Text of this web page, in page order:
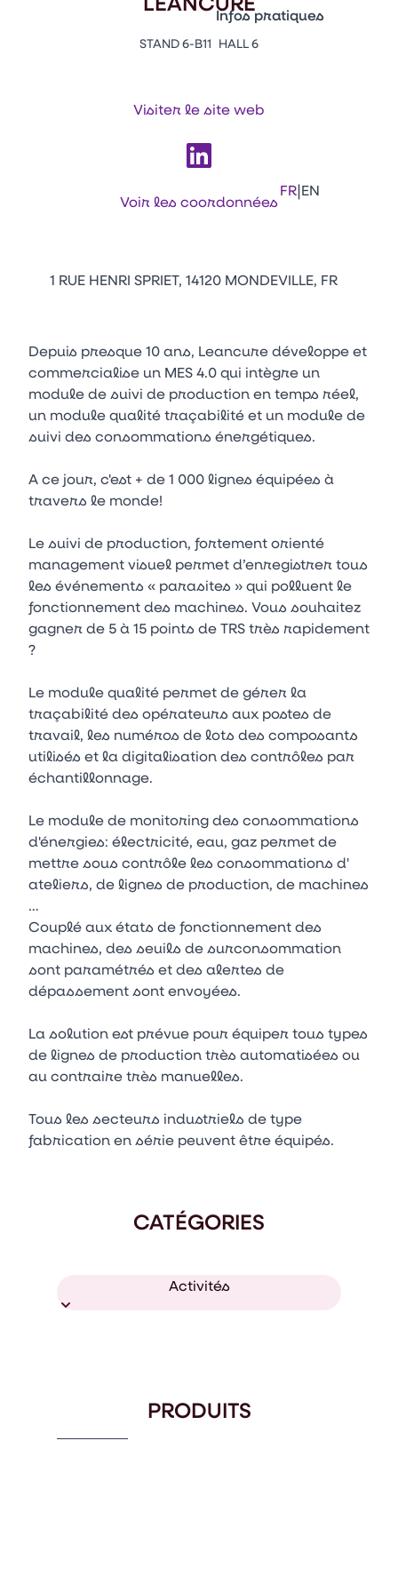
Vitrine Innovations
Emballages
Infos pratiques
Contacts
Appuyez sur Entrée pour
FR|EN
STAND 6-B11 HALL 6
Visiter le site web
Voir les coordonnées
1 RUE HENRI SPRIET, 14120 MONDEVILLE, FR
Depuis presque 10 ans, Leancure développe et
commercialise un MES 4.0 qui intègre un
module de suivi de production en temps réel,
un module qualité traçabilité et un module de
suivi des consommations énergétiques.
A ce jour, c'est + de 1 000 lignes équipées à
travers le monde!
Le suivi de production, fortement orienté
management visuel permet d’enregistrer tous
les événements « parasites » qui polluent le
fonctionnement des machines. Vous souhaitez
gagner de 5 à 15 points de TRS très rapidement
?
Le module qualité permet de gérer la
traçabilité des opérateurs aux postes de
travail, les numéros de lots des composants
utilisés et la digitalisation des contrôles par
échantillonnage.
Le module de monitoring des consommations
d'énergies: électricité, eau, gaz permet de
mettre sous contrôle les consommations d'
ateliers, de lignes de production, de machines
…
Couplé aux états de fonctionnement des
machines, des seuils de surconsommation
sont paramétrés et des alertes de
dépassement sont envoyées.
La solution est prévue pour équiper tous types
de lignes de production très automatisées ou
au contraire très manuelles.
Tous les secteurs industriels de type
fabrication en série peuvent être équipés.
CATÉGORIES
Activités
PRODUITS